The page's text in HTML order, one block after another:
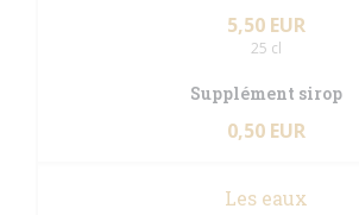
5,50 EUR
25 cl
Supplément sirop
0,50 EUR
Les eaux